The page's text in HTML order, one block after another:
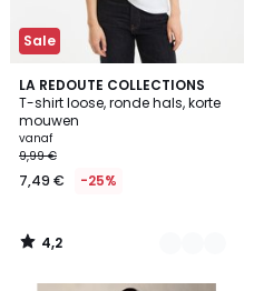
Sale
LA REDOUTE COLLECTIONS
T-shirt loose, ronde hals, korte
mouwen
vanaf
9,99 €
7,49 € -25%
4,2
/ 5
4
Kleuren
4,2
/